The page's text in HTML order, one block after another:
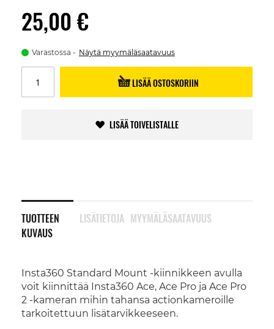
25,00 €
Varastossa Näytä myymäläsaatavuus
LISÄÄ OSTOSKORIIN
LISÄÄ TOIVELISTALLE
TUOTTEEN
KUVAUS
Insta360 Standard Mount -kiinnikkeen avulla
voit kiinnittää Insta360 Ace, Ace Pro ja Ace Pro
2 -kameran mihin tahansa actionkameroille
tarkoitettuun lisätarvikkeeseen.
LISÄTIETOJA MYYMÄLÄSAATAVUUS